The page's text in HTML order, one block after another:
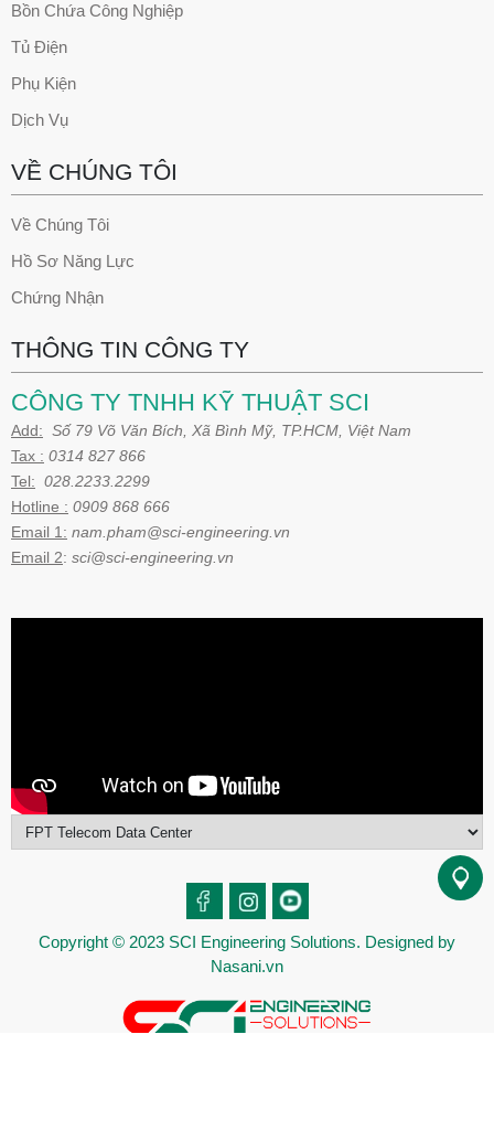
Bồn Chứa Công Nghiệp
Tủ Điện
Phụ Kiện
Dịch Vụ
VỀ CHÚNG TÔI
Về Chúng Tôi
Hồ Sơ Năng Lực
Chứng Nhận
THÔNG TIN CÔNG TY
CÔNG TY TNHH KỸ THUẬT SCI
Add: Số 79 Võ Văn Bích, Xã Bình Mỹ, TP.HCM, Việt Nam
Tax : 0314 827 866
Tel: 028.2233.2299
Hotline : 0909 868 666
Email 1: nam.pham@sci-engineering.vn
Email 2: sci@sci-engineering.vn
Copyright © 2023 SCI Engineering Solutions. Designed by
Nasani.vn